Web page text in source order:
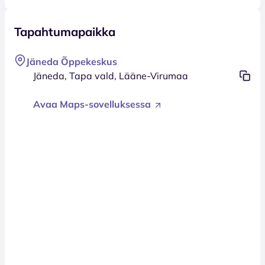
Tapahtumapaikka
Jäneda Õppekeskus
Jäneda, Tapa vald, Lääne-Virumaa
Avaa Maps-sovelluksessa